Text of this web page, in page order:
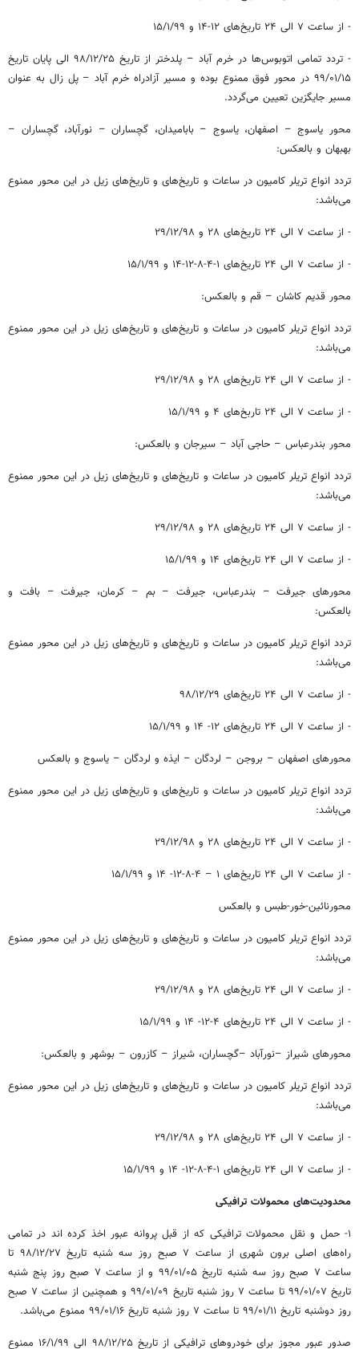
- از ساعت ۷ الی ۲۴ تاریخ‌های ۱۲-۱۴ و ۱۵/۱/۹۹
- تردد تمامی اتوبوس‌ها در خرم آباد – پلدختر از تاریخ ۲۵/‏۱۲/‏۹۸‬ الی پایان تاریخ
۱۵/‏۰۱/‏۹۹‬ در محور فوق ممنوع بوده و مسیر آزادراه خرم آباد – پل زال به عنوان
مسیر جایگزین تعیین می‌گردد.
محور یاسوج – اصفهان، یاسوج – بابامیدان، گچساران – نورآباد، گچساران –
بهبهان و بالعکس:
تردد انواع تریلر کامیون در ساعات و تاریخ‌های و تاریخ‌های زیل در این محور ممنوع
می‌باشد:
- از ساعت ۷ الی ۲۴ تاریخ‌های ۲۸ و ۲۹/۱۲/۹۸
- از ساعت ۷ الی ۲۴ تاریخ‌های ۱-۴-۸-۱۲-۱۴ و ۱۵/۱/۹۹
محور قدیم کاشان – قم و بالعکس:
تردد انواع تریلر کامیون در ساعات و تاریخ‌های و تاریخ‌های زیل در این محور ممنوع
می‌باشد:
- از ساعت ۷ الی ۲۴ تاریخ‌های ۲۸ و ۲۹/۱۲/۹۸
- از ساعت ۷ الی ۲۴ تاربخ‌های ۴ و ۱۵/۱/۹۹
محور بندرعباس – حاجی آباد – سیرجان و بالعکس:
تردد انواع تریلر کامیون در ساعات و تاریخ‌های و تاریخ‌های زیل در این محور ممنوع
می‌باشد:
- از ساعت ۷ الی ۲۴ تاریخ‌های ۲۸ و ۲۹/۱۲/۹۸
- از ساعت ۷ الی ۲۴ تاریخ‌های ۱۴ و ۱۵/۱/۹۹
محورهای جیرفت – بندرعباس، جیرفت – بم – کرمان، جیرفت – بافت و
بالعکس:
تردد انواع تریلر کامیون در ساعات و تاریخ‌های و تاریخ‌های زیل در این محور ممنوع
می‌باشد:
- از ساعت ۷ الی ۲۴ تاریخ‌های ۲۹/‏۱۲/‏۹۸‬
- از ساعت ۷ الی ۲۴ تاریخ‌های ۱۲- ۱۴ و ۱۵/۱/۹۹
محورهای اصفهان – بروجن – لردگان – ایذه و لردگان – یاسوج و بالعکس
تردد انواع تریلر کامیون در ساعات و تاریخ‌های و تاریخ‌های زیل در این محور ممنوع
می‌باشد:
- از ساعت ۷ الی ۲۴ تاریخ‌های ۲۸ و ۲۹/۱۲/۹۸
- از ساعت ۷ الی ۲۴ تاریخ‌های ۱ – ۴-۸-۱۲- ۱۴ و ۱۵/۱/۹۹
محورنائین-خور-طبس و بالعکس
تردد انواع تریلر کامیون در ساعات و تاریخ‌های و تاریخ‌های زیل در این محور ممنوع
می‌باشد:
- از ساعت ۷ الی ۲۴ تاریخ‌های ۲۸ و ۲۹/۱۲/۹۸
- از ساعت ۷ الی ۲۴ تاریخ‌های ۴-۱۲- ۱۴ و ۱۵/۱/۹۹
محورهای شیراز –نورآباد –گچساران، شیراز – کازرون – بوشهر و بالعکس:
تردد انواع تریلر کامیون در ساعات و تاریخ‌های و تاریخ‌های زیل در این محور ممنوع
می‌باشد:
- از ساعت ۷ الی ۲۴ تاریخ‌های ۲۸ و ۲۹/۱۲/۹۸
- از ساعت ۷ الی ۲۴ تاریخ‌های ۱-۴-۸-۱۲- ۱۴ و ۱۵/۱/۹۹
محدودیت‌های محمولات ترافیکی
۱- حمل و نقل محمولات ترافیکی که از قبل پروانه عبور اخذ کرده اند در تمامی
راه‌های اصلی برون شهری از ساعت ۷ صبح روز سه شنبه تاریخ ۲۷/‏۱۲/‏۹۸‬ تا
ساعت ۷ صبح روز سه شنبه تاریخ ۰۵/‏۰۱/‏۹۹‬ و از ساعت ۷ صبح روز پنج شنبه
تاریخ ۰۷/‏۰۱/‏۹۹‬ تا ساعت ۷ روز شنبه تاریخ ۰۹/‏۰۱/‏۹۹‬ و همچنین از ساعت ۷ صبح
روز دوشنبه تاریخ ۱۱/‏۰۱/‏۹۹‬ تا ساعت ۷ روز شنبه تاریخ ۱۶/‏۰۱/‏۹۹‬ ممنوع می‌باشد.
صدور عبور مجوز برای خودروهای ترافیکی از تاریخ ۲۵/‏۱۲/‏۹۸‬ الی ۱۶/۱/۹۹ ممنوع